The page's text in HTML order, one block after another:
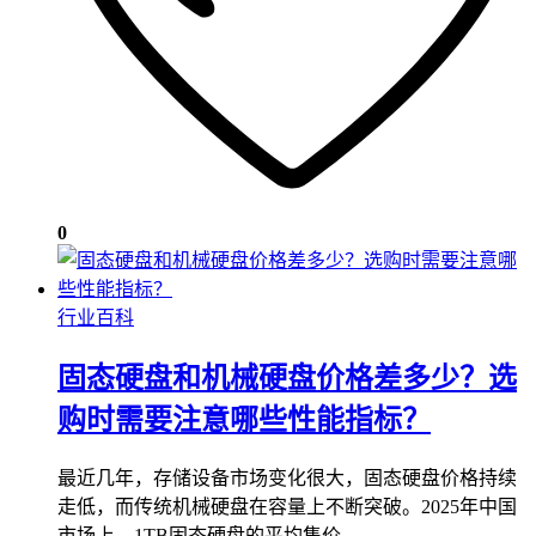
0
行业百科
固态硬盘和机械硬盘价格差多少？选
购时需要注意哪些性能指标？
最近几年，存储设备市场变化很大，固态硬盘价格持续
走低，而传统机械硬盘在容量上不断突破。2025年中国